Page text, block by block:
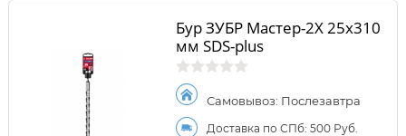
Бур ЗУБР Мастер-2Х 25x310
мм SDS-plus
Самовывоз: Послезавтра
Доставка по СПб: 500 Руб.